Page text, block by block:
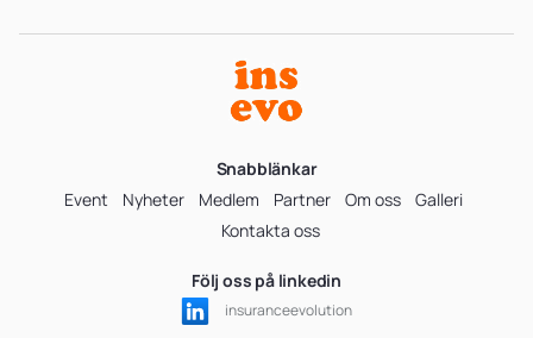
Snabblänkar
Event
Nyheter Medlem Partner Om oss
Galleri
Kontakta oss
Följ oss på linkedin
insuranceevolution